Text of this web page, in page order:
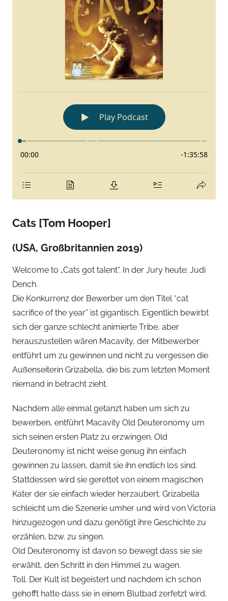
Cats [Tom Hooper]
(USA, Großbritannien 2019)
Welcome to „Cats got talent“. In der Jury heute: Judi
Dench.
Die Konkurrenz der Bewerber um den Titel “cat
sacrifice of the year” ist gigantisch. Eigentlich bewirbt
sich der ganze schlecht animierte Tribe, aber
herauszustellen wären Macavity, der Mitbewerber
entführt um zu gewinnen und nicht zu vergessen die
Außenseiterin Grizabella, die bis zum letzten Moment
niemand in betracht zieht.
Nachdem alle einmal getanzt haben um sich zu
bewerben, entführt Macavity Old Deuteronomy um
sich seinen ersten Platz zu erzwingen. Old
Deuteronomy ist nicht weise genug ihn einfach
gewinnen zu lassen, damit sie ihn endlich los sind.
Stattdessen wird sie gerettet von einem magischen
Kater der sie einfach wieder herzaubert. Grizabella
schleicht um die Szenerie umher und wird von Victoria
hinzugezogen und dazu genötigt ihre Geschichte zu
erzählen, bzw. zu singen.
Old Deuteronomy ist davon so bewegt dass sie sie
erwählt, den Schritt in den Himmel zu wagen.
Toll. Der Kult ist begeistert und nachdem ich schon
gehofft hatte dass sie in einem Blutbad zerfetzt wird,